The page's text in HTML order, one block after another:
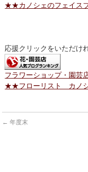
★★カノシェのフェイス
応援クリックをいただけ
フラワーショップ・園芸
★★フローリスト カノ
← 年度末